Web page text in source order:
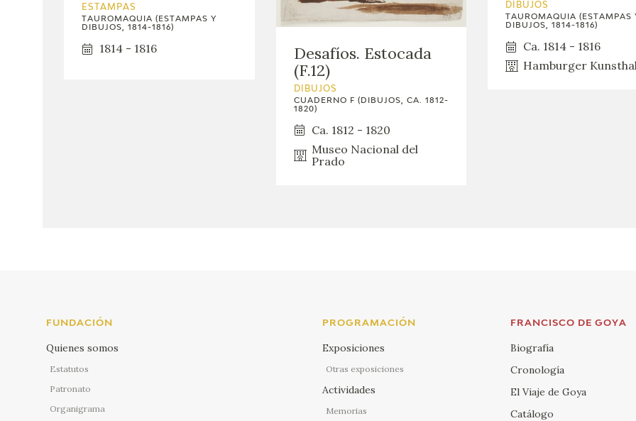
ESTAMPAS
TAUROMAQUIA (ESTAMPAS Y
DIBUJOS, 1814-1816)
1814 - 1816
Desafíos. Estocada
(F.12)
DIBUJOS
CUADERNO F (DIBUJOS, CA. 1812-
1820)
Ca. 1812 - 1820
Museo Nacional del
Prado
DIBUJOS
TAUROMAQUIA (ESTAMPAS
DIBUJOS, 1814-1816)
Ca. 1814 - 1816
Hamburger
FUNDACIÓN
Quienes somos
Estatutos
Patronato
Organigrama
PROGRAMACIÓN
Exposiciones
Otras exposiciones
Actividades
Memorias
FRANCISCO DE GOYA
Biografía
Cronología
El Viaje de Goya
Catálogo